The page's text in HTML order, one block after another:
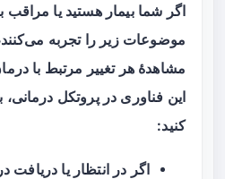
اگر شما بیمار هستید یا مراقب
موضوعات زیر را تجربه
مشاهدهٔ هر تغییر مرتبط با
این فناوری در پروتکل
کنید:
اگر در انتظار یا دریافت